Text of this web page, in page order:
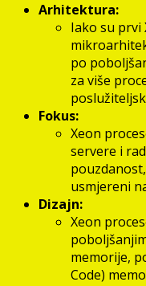
Arhitektura:
Iako su prvi
po
za više
Fokus:
Xeon
servere i
usmjereni
Dizajn:
Xeon
memorije,
Code)